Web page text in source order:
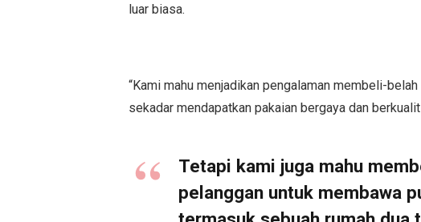
luar biasa.
“Kami mahu menjadikan pengalaman membeli-
sekadar mendapatkan pakaian bergaya dan
Tetapi kami juga mahu
pelanggan untuk membawa